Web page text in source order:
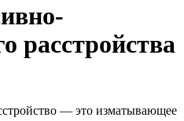
расстройства
— это изматывающее